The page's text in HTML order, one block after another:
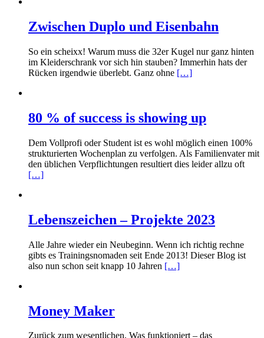
Zwischen Duplo und Eisenbahn
So ein scheixx! Warum muss die 32er Kugel nur ganz hinten
im Kleiderschrank vor sich hin stauben? Immerhin hats der
Rücken irgendwie überlebt. Ganz ohne […]
80 % of success is showing up
Dem Vollprofi oder Student ist es wohl möglich einen 100%
strukturierten Wochenplan zu verfolgen. Als Familienvater mit
den üblichen Verpflichtungen resultiert dies leider allzu oft
[…]
Lebenszeichen – Projekte 2023
Alle Jahre wieder ein Neubeginn. Wenn ich richtig rechne
gibts es Trainingsnomaden seit Ende 2013! Dieser Blog ist
also nun schon seit knapp 10 Jahren […]
Money Maker
Zurück zum wesentlichen. Was funktioniert – das